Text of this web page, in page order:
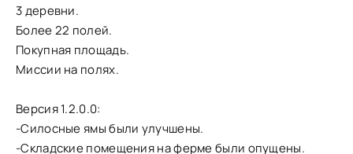
3 деревни.
Более 22 полей.
Покупная площадь.
Миссии на полях.
Версия 1.2.0.0:
-Силосные ямы были улучшены.
-Складские помещения на ферме были опущены.